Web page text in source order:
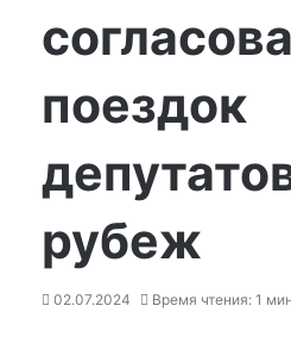
поездок
рубеж
02.07.2024 Время чтения: 1